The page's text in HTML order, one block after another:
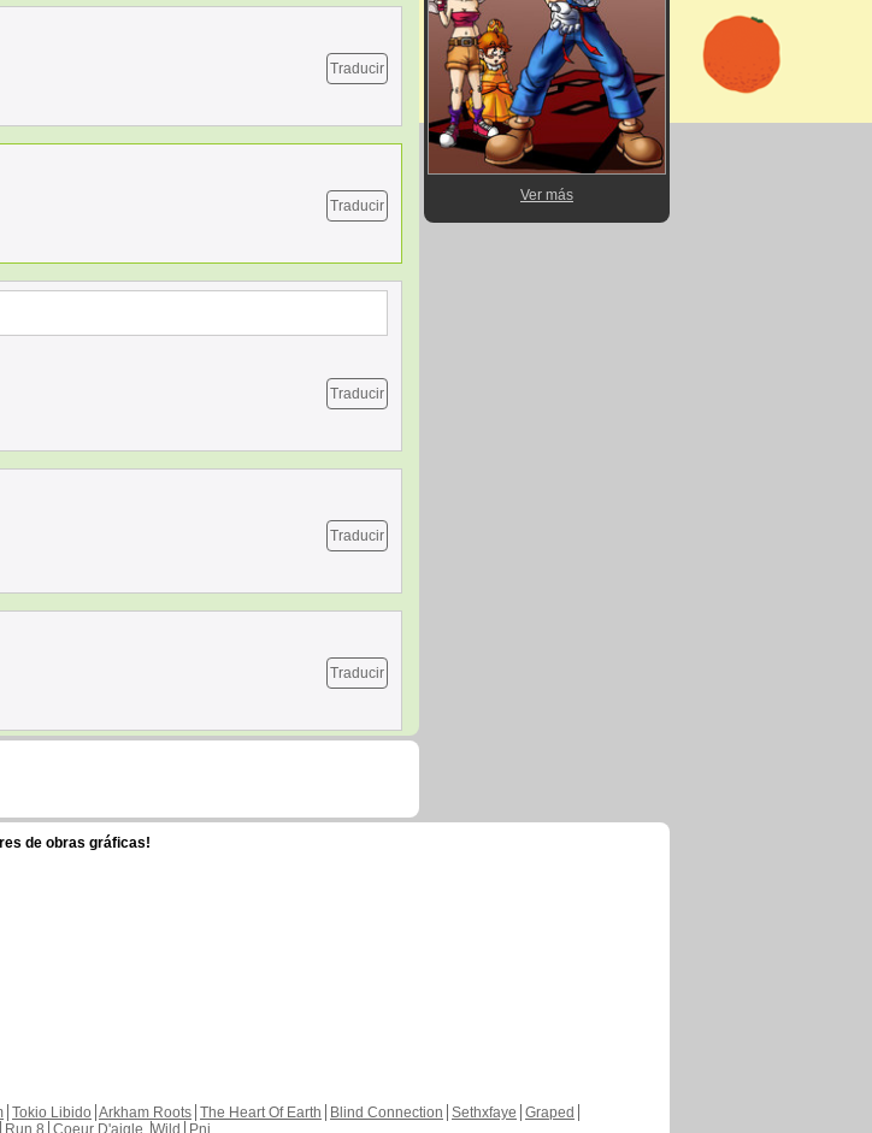
Traducir
Traducir
Traducir
Traducir
Traducir
Ver más
de obras gráficas!
Tokio Libido Arkham Roots The Heart Of Earth Blind Connection Sethxfaye Graped
Run 8 Coeur D'aigle Wild Pnj